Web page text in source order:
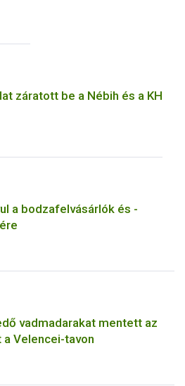
záratott be a Nébih és a KH
a bodzafelvásárlók és -
vadmadarakat mentett az
Velencei-tavon